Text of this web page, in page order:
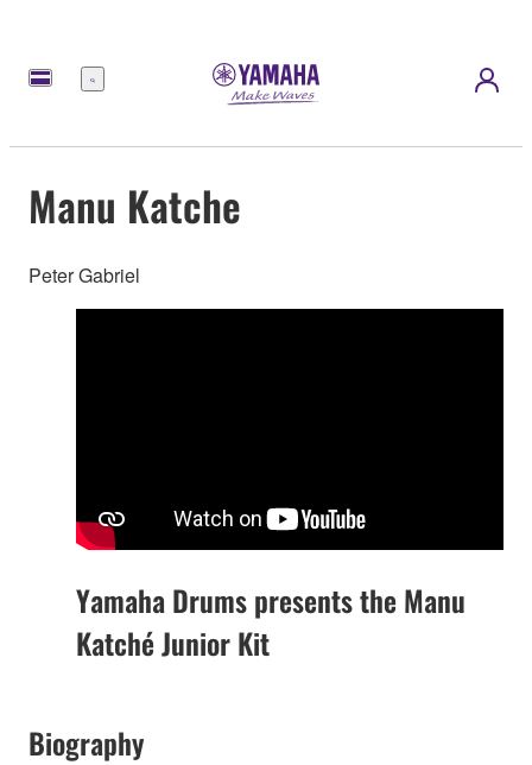
Menu
Manu Katche
Peter Gabriel
Yamaha Drums presents the Manu
Katché Junior Kit
Biography